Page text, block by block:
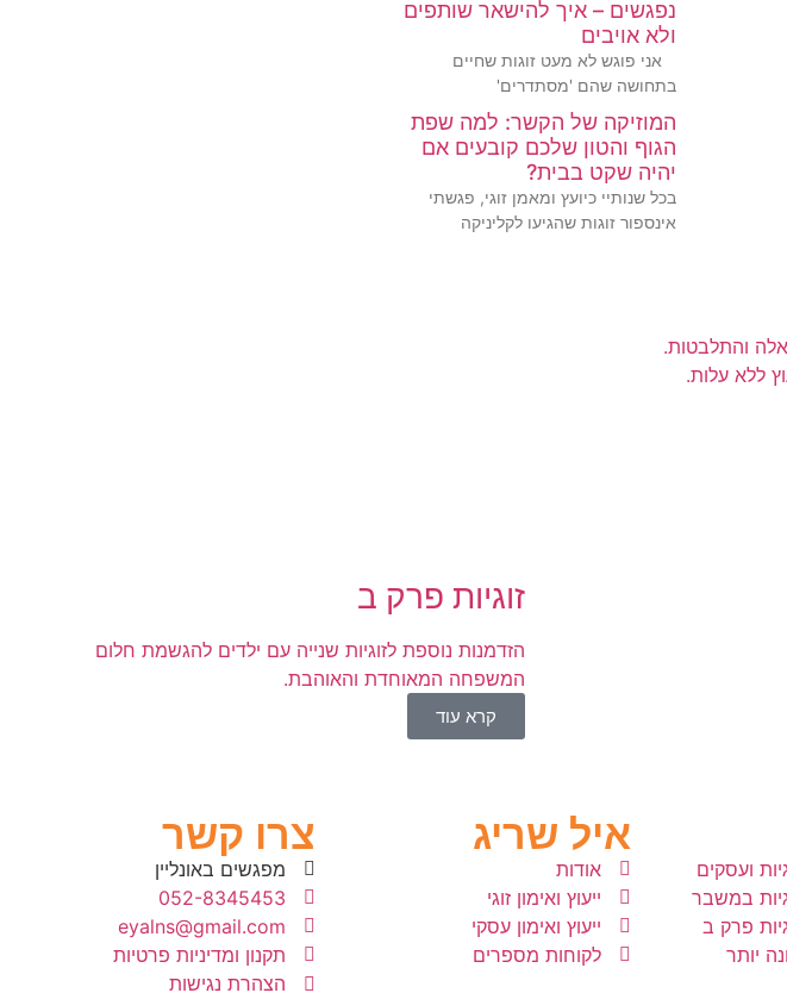
נפגשים – איך להישאר שותפים
ולא אויבים
אני פוגש לא מעט זוגות שחיים
בתחושה שהם 'מסתדרים'
המוזיקה של הקשר: למה שפת
הגוף והטון שלכם קובעים אם
יהיה שקט בבית?
בכל שנותיי כיועץ ומאמן זוגי, פגשתי
אינספור זוגות שהגיעו לקליניקה
והתלבטות.
ללא עלות.
זוגיות פרק ב
הזדמנות נוספת לזוגיות שנייה עם ילדים להגשמת חלום
המשפחה המאוחדת והאוהבת.
קרא עוד
ועסקים
במשבר
פרק ב
יותר
איל שריג
אודות
ייעוץ ואימון זוגי
ייעוץ ואימון עסקי
לקוחות מספרים
צרו קשר
מפגשים באונליין
052-8345453
eyalns@gmail.com
תקנון ומדיניות פרטיות
הצהרת נגישות